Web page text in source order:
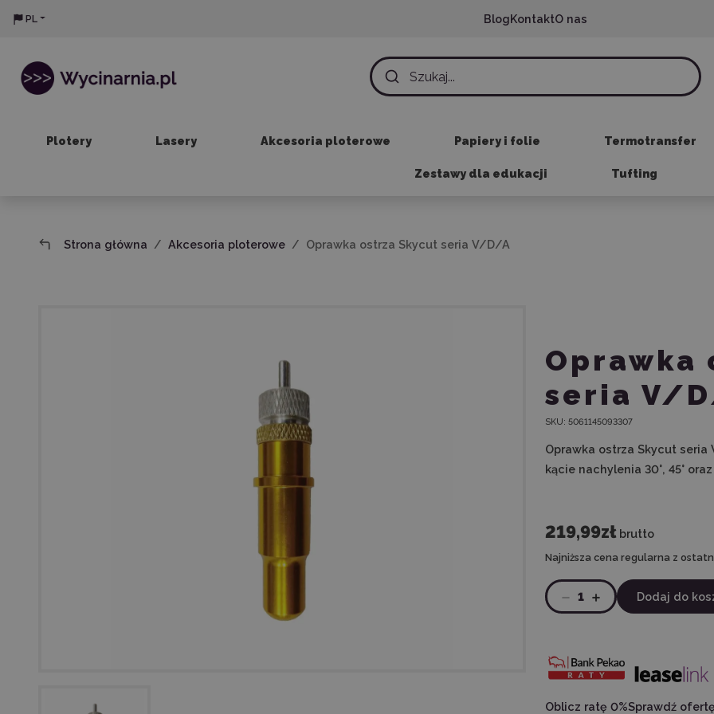
PL BlogKontaktO nas
Plotery Lasery Akcesoria ploterowe Papiery i folie Termotransfer
Zestawy dla edukacji Tufting
Strona główna Akcesoria ploterowe Oprawka ostrza Skycut seria V/D/A
Oprawka
seria V/
SKU: 5061145093307
Oprawka ostrza Skycut
kącie nachylenia 30°, 45° oraz
219,99zł brutto
Najniższa cena regularna z
1 Dodaj do
Oblicz ratę 0%Sprawdź